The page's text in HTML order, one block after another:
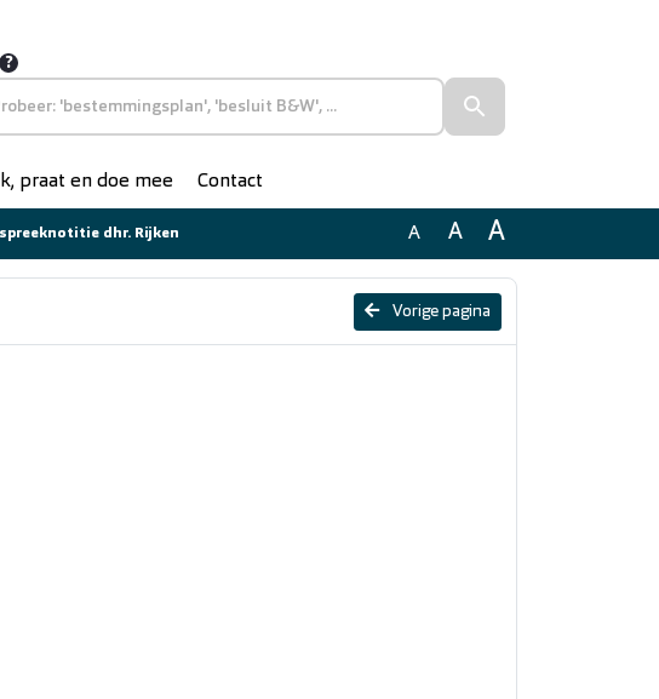
praat en doe mee Contact
dhr. Rijken A A A
Vorige pagina